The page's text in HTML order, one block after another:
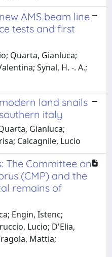
AMS beam line
tests and first
Quarta, Gianluca;
Synal, H. -. A.;
land snails
italy
Gianluca;
Calcagnile, Lucio
The Committee on
(CMP) and the
remains of
Engin, Istenc;
Lucio; D'Elia,
Mattia;